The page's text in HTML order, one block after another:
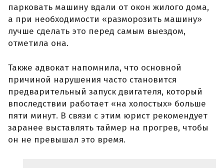
парковать машину вдали от окон жилого дома,
а при необходимости «разморозить машину»
лучше сделать это перед самым выездом,
отметила она.
Также адвокат напомнила, что основной
причиной нарушения часто становится
предварительный запуск двигателя, который
впоследствии работает «на холостых» больше
пяти минут. В связи с этим юрист рекомендует
заранее выставлять таймер на прогрев, чтобы
он не превышал это время.